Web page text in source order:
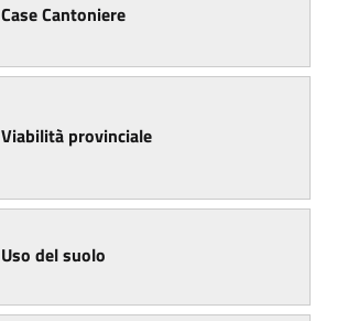
Case Cantoniere
Viabilità provinciale
Uso del suolo